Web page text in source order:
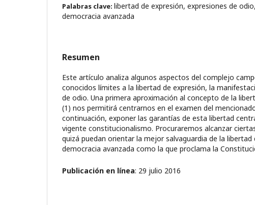
Palabras clave: libertad de expresión, expresiones de
democracia avanzada
Resumen
Este artículo analiza algunos aspectos del complejo
conocidos límites a la libertad de expresión, la
de odio. Una primera aproximación al concepto de la
(1) nos permitirá centrarnos en el examen del
continuación, exponer las garantías de esta libertad
vigente constitucionalismo. Procuraremos alcanzar
quizá puedan orientar la mejor salvaguardia de la libertad
democracia avanzada como la que proclama la
Publicación en línea: 29 julio 2016